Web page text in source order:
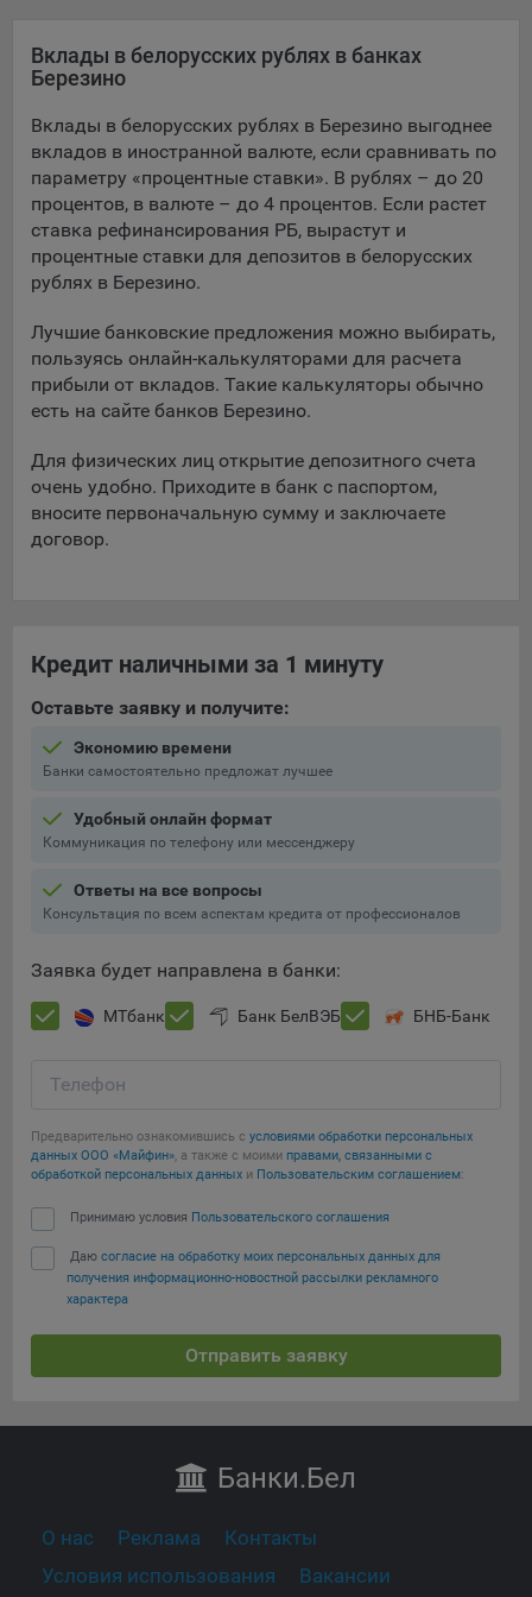
сервис показа контекстной рекламы. Адрес: Yandex
Europe AG, Werftestrasse 4, CH-6005 Luzern, Switzerland.
предоставляемый компанией Google Ireland Ltd, Gordon
House Barrow Street Dublin 4, D04E5W5 Ireland.
Сохранить мои изменения
Сохранить по умолчанию
Вклады в белорусских рублях в банках
Березино
Вклады в белорусских рублях в Березино выгоднее
вкладов в иностранной валюте, если сравнивать по
параметру «процентные ставки». В рублях – до 20
процентов, в валюте – до 4 процентов. Если растет
ставка рефинансирования РБ, вырастут и
процентные ставки для депозитов в белорусских
рублях в Березино.
Лучшие банковские предложения можно выбирать,
пользуясь онлайн-калькуляторами для расчета
прибыли от вкладов. Такие калькуляторы обычно
есть на сайте банков Березино.
Для физических лиц открытие депозитного счета
очень удобно. Приходите в банк с паспортом,
вносите первоначальную сумму и заключаете
договор.
Кредит наличными за 1 минуту
Оставьте заявку и получите:
Экономию времени
Банки самостоятельно предложат лучшее
Удобный онлайн формат
Коммуникация по телефону или мессенджеру
Ответы на все вопросы
Консультация по всем аспектам кредита от профессионалов
Заявка будет направлена в банки:
МТбанк Банк БелВЭБ БНБ-Банк
Телефон
Предварительно ознакомившись с условиями обработки персональных
данных ООО «Майфин», а также с моими правами, связанными с
обработкой персональных данных и Пользовательским соглашением:
Принимаю условия Пользовательского соглашения
Даю согласие на обработку моих персональных данных для
получения информационно-новостной рассылки рекламного
характера
Отправить заявку
Банки.Бел
О нас Реклама
Контакты
Условия использования
Вакансии